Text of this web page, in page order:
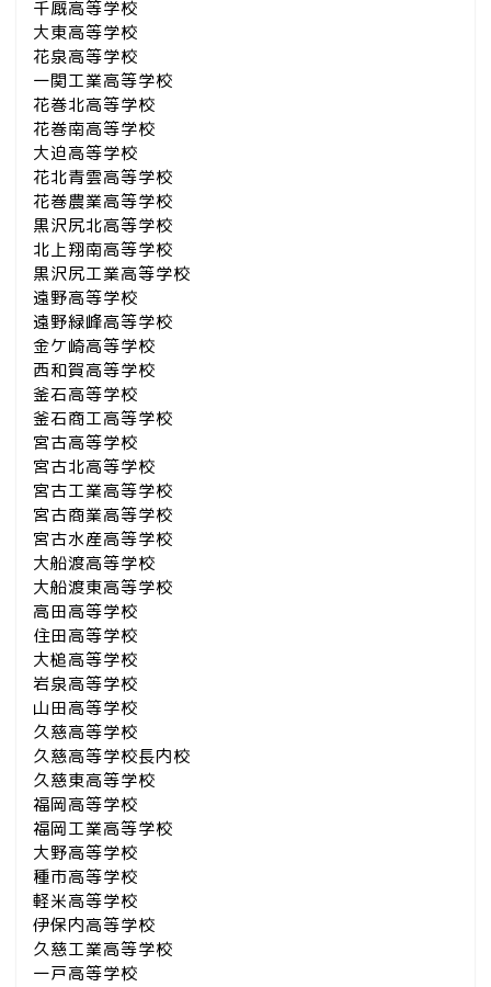
千厩高等学校
大東高等学校
花泉高等学校
一関工業高等学校
花巻北高等学校
花巻南高等学校
大迫高等学校
花北青雲高等学校
花巻農業高等学校
黒沢尻北高等学校
北上翔南高等学校
黒沢尻工業高等学校
遠野高等学校
遠野緑峰高等学校
金ケ崎高等学校
西和賀高等学校
釜石高等学校
釜石商工高等学校
宮古高等学校
宮古北高等学校
宮古工業高等学校
宮古商業高等学校
宮古水産高等学校
大船渡高等学校
大船渡東高等学校
高田高等学校
住田高等学校
大槌高等学校
岩泉高等学校
山田高等学校
久慈高等学校
久慈高等学校長内校
久慈東高等学校
福岡高等学校
福岡工業高等学校
大野高等学校
種市高等学校
軽米高等学校
伊保内高等学校
久慈工業高等学校
一戸高等学校